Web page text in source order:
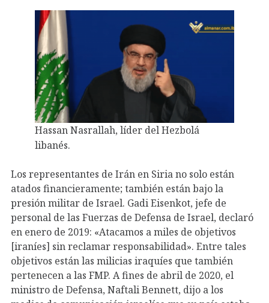
Hassan Nasrallah, líder del Hezbolá
libanés.
Los representantes de Irán en Siria no solo están
atados financieramente; también están bajo la
presión militar de Israel. Gadi Eisenkot, jefe de
personal de las Fuerzas de Defensa de Israel, declaró
en enero de 2019: «Atacamos a miles de objetivos
[iraníes] sin reclamar responsabilidad». Entre tales
objetivos están las milicias iraquíes que también
pertenecen a las FMP. A fines de abril de 2020, el
ministro de Defensa, Naftali Bennett, dijo a los